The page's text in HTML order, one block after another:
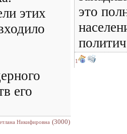
этих
его
Никифировна (3000)
это
1